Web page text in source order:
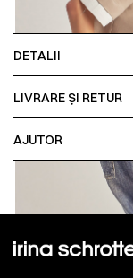
DETALII
LIVRARE ȘI RETUR
AJUTOR